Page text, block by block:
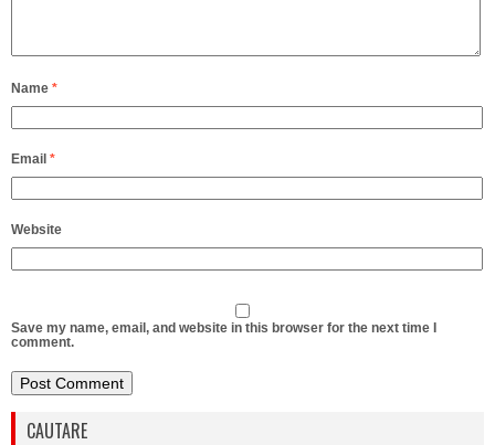
Name *
Email *
Website
Save my name, email, and website in this browser for the next time I
comment.
CAUTARE